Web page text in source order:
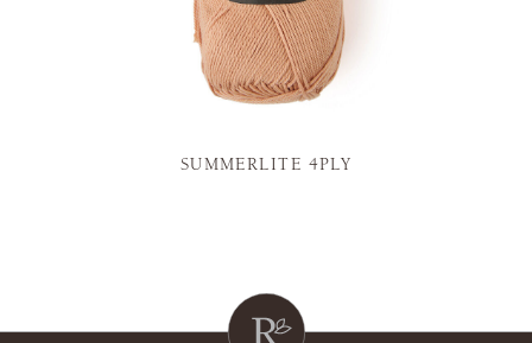
SUMMERLITE 4PLY